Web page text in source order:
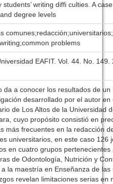
students’ writing diffi culties. A
degree levels
problems
EAFIT. Vol. 44. No. 149.
da a conocer los resultados de un
desarrollado por el autor en
de Los Altos de la Universidad
cuyo propósito consistió en
más frecuentes en la redacción
universitarios, en este caso 126
en cuatro grupos pertenecientes
de Odontología, Nutrición y
la maestría en Enseñanza de las
revelan limitaciones serias en